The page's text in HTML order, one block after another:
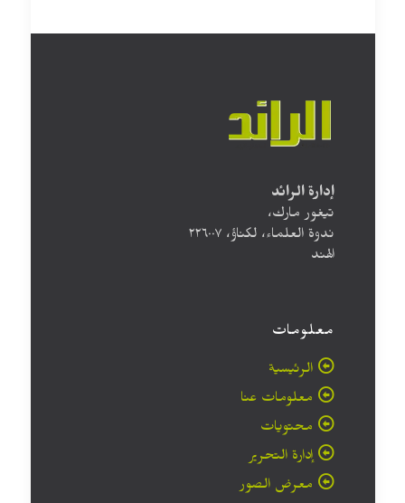
إدارة الرائد
تيغور مارك،
ندوة العلماء، لكناؤ، ۲۲٦۰۰۷
الهند
معلومات
الرئيسية
معلومات عنا
محتويات
إدارة التحرير
معرض الصور